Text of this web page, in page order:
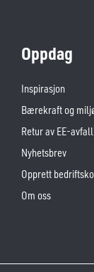
Oppdag
Inspirasjon
Bærekraft og
Retur av EE-avfall
Nyhetsbrev
Opprett
Om oss